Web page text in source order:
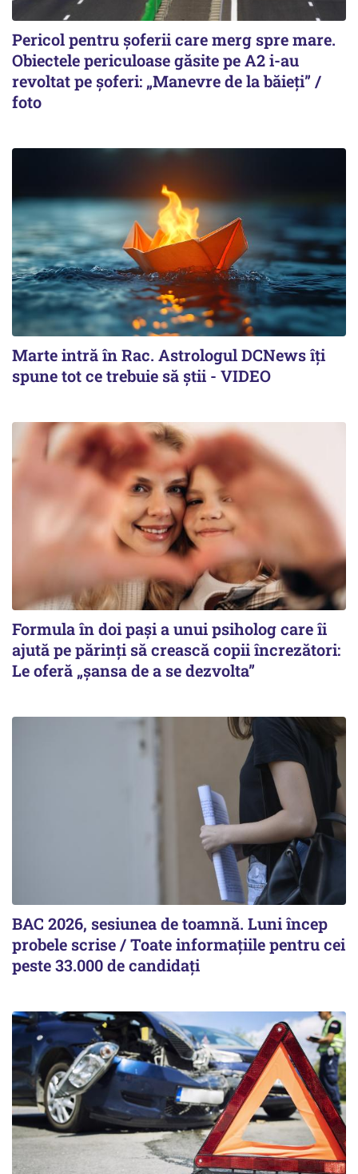
Pericol pentru șoferii care merg spre mare.
Obiectele periculoase găsite pe A2 i-au
revoltat pe șoferi: „Manevre de la băieți” /
foto
Marte intră în Rac. Astrologul DCNews îți
spune tot ce trebuie să știi - VIDEO
Formula în doi pași a unui psiholog care îi
ajută pe părinți să crească copii încrezători:
Le oferă „șansa de a se dezvolta”
BAC 2026, sesiunea de toamnă. Luni încep
probele scrise / Toate informațiile pentru cei
peste 33.000 de candidați